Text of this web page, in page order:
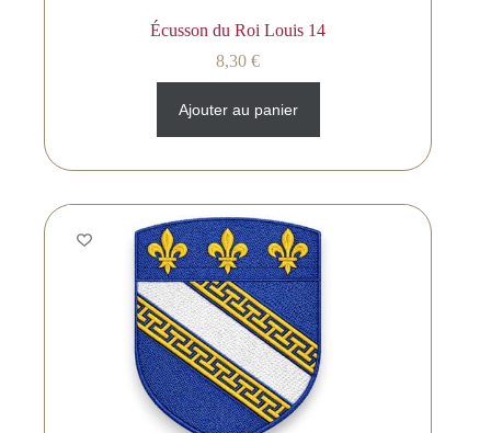
Écusson du Roi Louis 14
8,30€
Ajouter au panier